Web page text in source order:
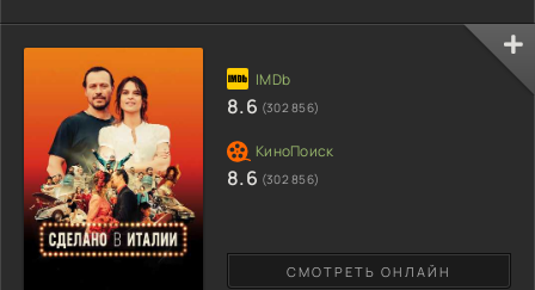
вынужден покинуть родное жилище из-за случившейся
трагедии. Не имея возможности прокормить взрослого сына,
женщина надеется, что отпрыск станет работать у ее
знакомого в табачной лавке. Первый раз находясь вдалеке от
дома, Франц пытается
СМОТРЕТЬ ОНЛАЙН
8.6 (302 856)
8.6 (302 856)